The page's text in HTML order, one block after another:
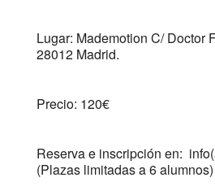
Lugar: Mademotion C/ Doctor
28012 Madrid.
Precio: 120€
Reserva e inscripción en:
(Plazas limitadas a 6 alumnos)